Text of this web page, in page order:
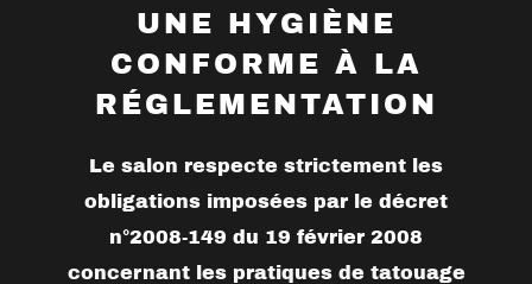
UNE HYGIÈNE
CONFORME À LA
RÉGLEMENTATION
Le salon respecte strictement les
obligations imposées par le décret
n°2008-149 du 19 février 2008
concernant les pratiques de tatouage